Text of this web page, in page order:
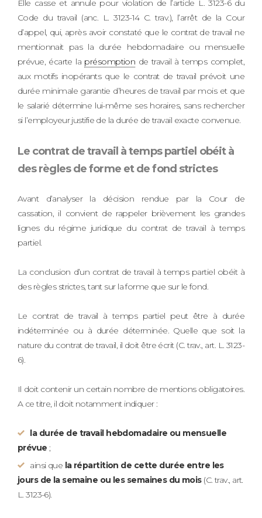
Elle casse et annule pour violation de l’article L. 3123-6 du
Code du travail (anc. L. 3123-14 C. trav.), l’arrêt de la Cour
d’appel, qui, après avoir constaté que le contrat de travail ne
mentionnait pas la durée hebdomadaire ou mensuelle
prévue, écarte la présomption de travail à temps complet,
aux motifs inopérants que le contrat de travail prévoit une
durée minimale garantie d’heures de travail par mois et que
le salarié détermine lui-même ses horaires, sans rechercher
si l’employeur justifie de la durée de travail exacte convenue.
Le contrat de travail à temps partiel obéit à
des règles de forme et de fond strictes
Avant d’analyser la décision rendue par la Cour de
cassation, il convient de rappeler brièvement les grandes
lignes du régime juridique du contrat de travail à temps
partiel.
La conclusion d’un contrat de travail à temps partiel obéit à
des règles strictes, tant sur la forme que sur le fond.
Le contrat de travail à temps partiel peut être à durée
indéterminée ou à durée déterminée. Quelle que soit la
nature du contrat de travail, il doit être écrit (C. trav., art. L. 3123-
6).
Il doit contenir un certain nombre de mentions obligatoires.
A ce titre, il doit notamment indiquer :
la durée de travail hebdomadaire ou mensuelle
prévue ;
ainsi que la répartition de cette durée entre les
jours de la semaine ou les semaines du mois (C. trav., art.
L. 3123-6).